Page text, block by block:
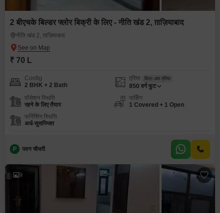
2 बीएचके बिल्डर फ्लोर बिक्री के लिए - नीति खंड 2, ग़ाज़ियाबाद
नीति खंड 2, ग़ाज़ियाबाद
₹ 70 L
Config
2 BHK + 2 Bath
एरिया बिल्ट-अप एरिया
850 वर्ग फुट
पॉसेशन स्थिति
रहने के लिए तैयार
पार्किंग
1 Covered + 1 Open
फर्निशिंग स्थिति
अर्ध-सुसज्जित
P पवन चौधरी
9